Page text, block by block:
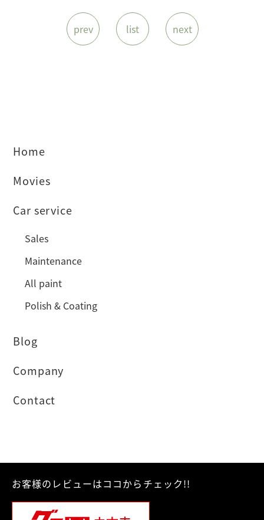
prev list next
Home
Movies
Car service
Sales
Maintenance
All paint
Polish & Coating
Blog
Company
Contact
お客様のレビューはココからチェック!!